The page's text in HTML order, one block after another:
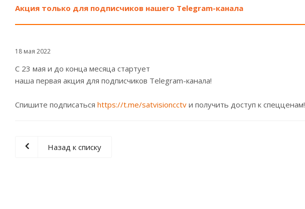
Акция только для подписчиков нашего Telegram-канала
18 мая 2022
С 23 мая и до конца месяца стартует
наша первая акция для подписчиков Telegram-канала!
Спишите подписаться https://t.me/satvisioncctv и получить доступ к спецценам!
Назад к списку